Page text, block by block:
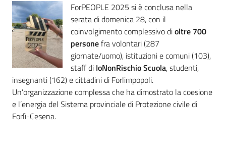
ForPEOPLE 2025 si è conclusa nella
serata di domenica 28, con il
coinvolgimento complessivo dioltre 700
personefra volontari (287
giornate/uomo), istituzioni e comuni (103),
staff di IoNonRischioScuola, studenti,
insegnanti (162) e cittadini di Forlimpopoli.
Un’organizzazione complessa che ha dimostrato la coesione
e l’energia del Sistema provinciale di Protezione civile di
Forlì-Cesena.